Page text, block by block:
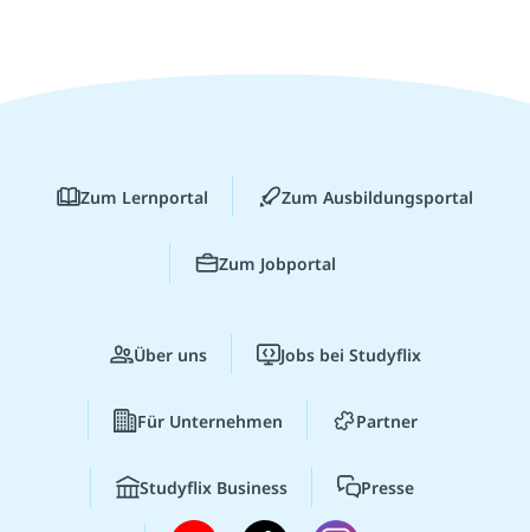
Zum Lernportal Zum Ausbildungsportal
Zum Jobportal
Über uns Jobs bei Studyflix
Für Unternehmen Partner
Studyflix Business Presse